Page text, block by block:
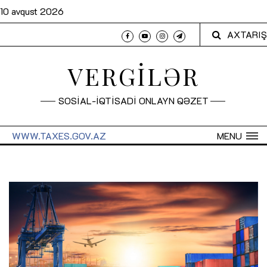
10 avqust 2026
AXTARIŞ
VERGİLƏR
SOSİAL-İQTİSADİ ONLAYN QƏZET
MENU
WWW.TAXES.GOV.AZ